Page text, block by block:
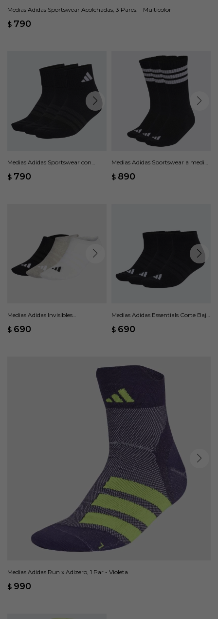
Medias Adidas Sportswear Acolchadas, 3 Pares. - Multicolor
$ 790
Medias Adidas Sportswear con
$ 790
Medias Adidas Sportswear a media
$ 890
Medias Adidas Invisibles
Pares - Multicolor
$ 690
Medias Adidas Essentials Corte Bajo
$ 690
Medias Adidas Run x Adizero, 1 Par - Violeta
$ 990